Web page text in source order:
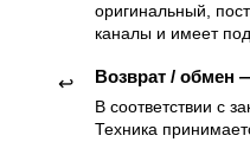
оригинальный,
каналы и имеет
↩️ Возврат / обмен
В соответствии с
Техника